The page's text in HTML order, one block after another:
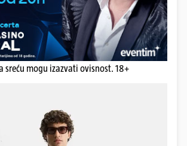
sreću mogu izazvati ovisnost. 18+